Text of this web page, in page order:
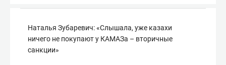
Наталья Зубаревич: «Слышала, уже казахи
ничего не покупают у КАМАЗа – вторичные
санкции»